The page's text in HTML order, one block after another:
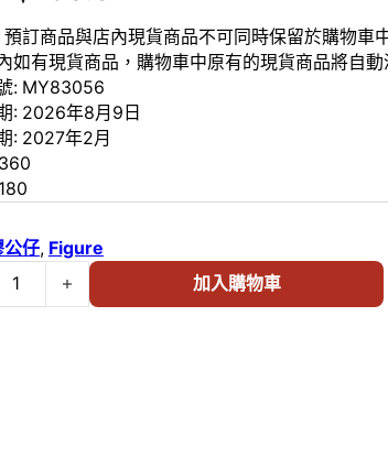
預訂商品與店內現貨商品不可同時保留於購物車
如有現貨商品，購物車中原有的現貨商品將自動
: MY83056
: 2026年8月9日
: 2027年2月
公仔, Figure
年8月9日截）Myethos - 1/8 崩壞：星穹鐵
加入購物車